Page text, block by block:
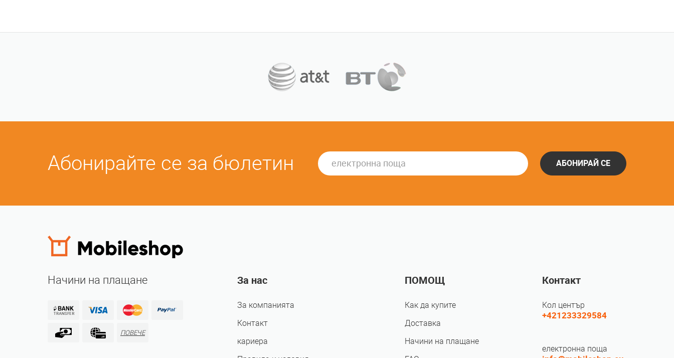
Абонирайте се за бюлетин АБОНИРАЙ СЕ
Начини на плащане
ПОВЕЧЕ
За нас
За компанията
Контакт
кариера
ПОМОЩ
Как да купите
Доставка
Начини на плащане
Контакт
Кол център
+421233329584
електронна поща